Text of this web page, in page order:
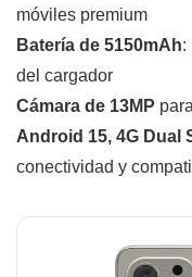
móviles premium
Batería de 5150mAh:
del cargador
Cámara de 13MP
Android 15, 4G Dual
conectividad y